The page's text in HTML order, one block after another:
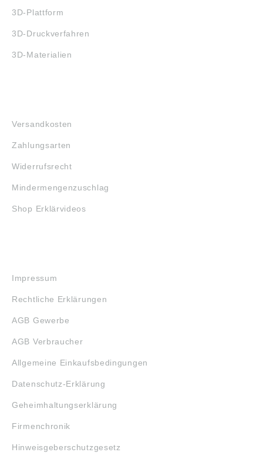
3D-Plattform
3D-Druckverfahren
3D-Materialien
Versandkosten
Zahlungsarten
Widerrufsrecht
Mindermengenzuschlag
Shop Erklärvideos
Impressum
Rechtliche Erklärungen
AGB Gewerbe
AGB Verbraucher
Allgemeine Einkaufsbedingungen
Datenschutz-Erklärung
Geheimhaltungserklärung
Firmenchronik
Hinweisgeberschutzgesetz